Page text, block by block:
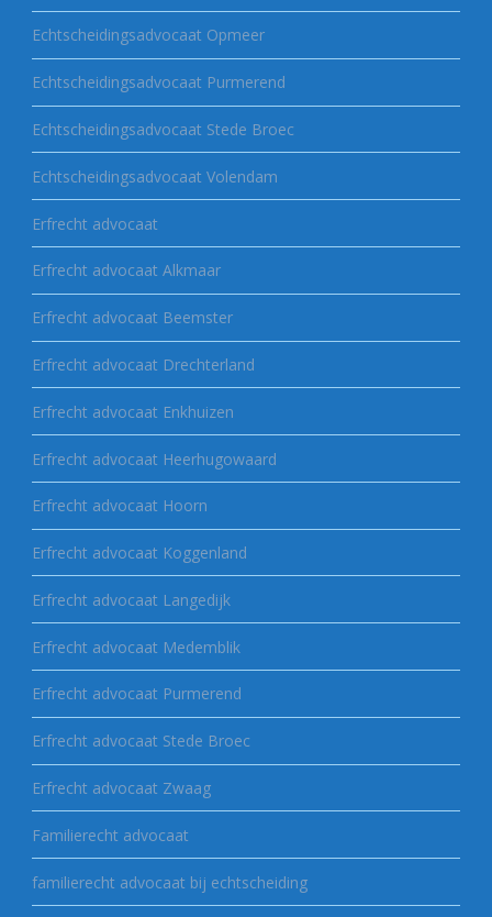
Echtscheidingsadvocaat Opmeer
Echtscheidingsadvocaat Purmerend
Echtscheidingsadvocaat Stede Broec
Echtscheidingsadvocaat Volendam
Erfrecht advocaat
Erfrecht advocaat Alkmaar
Erfrecht advocaat Beemster
Erfrecht advocaat Drechterland
Erfrecht advocaat Enkhuizen
Erfrecht advocaat Heerhugowaard
Erfrecht advocaat Hoorn
Erfrecht advocaat Koggenland
Erfrecht advocaat Langedijk
Erfrecht advocaat Medemblik
Erfrecht advocaat Purmerend
Erfrecht advocaat Stede Broec
Erfrecht advocaat Zwaag
Familierecht advocaat
familierecht advocaat bij echtscheiding